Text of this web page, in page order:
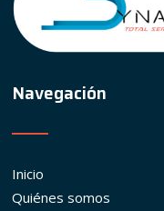
Navegación
Inicio
Quiénes somos